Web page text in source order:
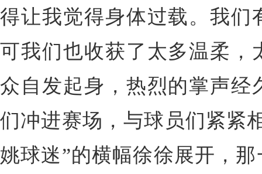
得让我觉得身体过载。我们
可我们也收获了太多温柔，
众自发起身，热烈的掌声经
们冲进赛场，与球员们紧紧
姚球迷”的横幅徐徐展开，